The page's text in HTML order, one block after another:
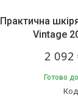
Практична
Vintage
2 092
Готово